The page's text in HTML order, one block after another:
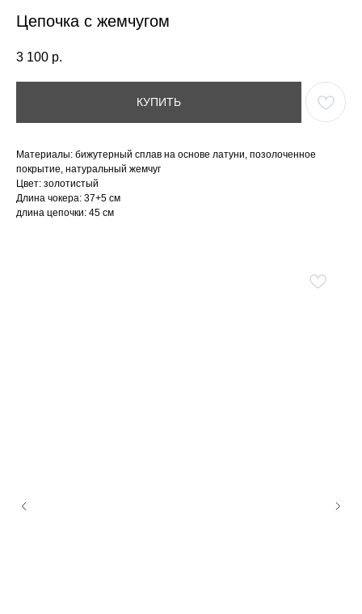
Цепочка с жемчугом
3 100 р.
КУПИТЬ
Материалы: бижутерный сплав на основе латуни, позолоченное
покрытие, натуральный жемчуг
Цвет: золотистый
Длина чокера: 37+5 см
длина цепочки: 45 см